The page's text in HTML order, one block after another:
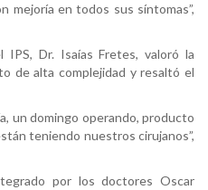
mejoría en todos sus síntomas”,
Dr. Isaías Fretes, valoró la
de alta complejidad y resaltó el
un domingo operando, producto
teniendo nuestros cirujanos”,
por los doctores Oscar